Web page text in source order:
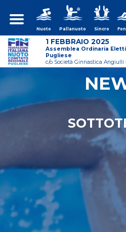
Nuoto Pallanuoto Sincro
1 FEBBRAIO 2025
Assemblea Ordinaria
Pugliese
c/o Società Ginnastica Angiulli
assemblea-